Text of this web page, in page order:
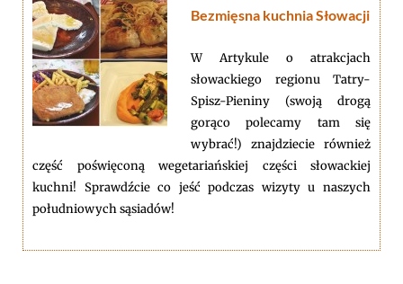
Bezmięsna kuchnia Słowacji
W Artykule o atrakcjach
słowackiego regionu Tatry-
Spisz-Pieniny (swoją drogą
gorąco polecamy tam się
wybrać!) znajdziecie również
część poświęconą wegetariańskiej części słowackiej
kuchni! Sprawdźcie co jeść podczas wizyty u naszych
południowych sąsiadów!